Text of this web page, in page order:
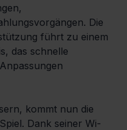
Die
führt zu einem
das schnelle
kommt nun die
Dank seiner Wi-